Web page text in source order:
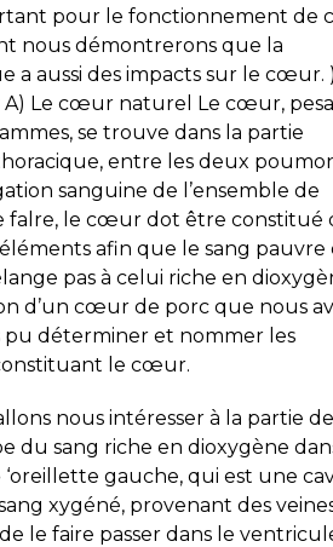
pour le fonctionnement de
nous démontrerons que la
a aussi des impacts sur le cœur.
Le cœur naturel Le cœur,
se trouve dans la partie
entre les deux
sanguine de l’ensemble de
falre, le cœur dot être constitué
afin que le sang pauvre
pas à celui riche en
d’un cœur de porc que nous
pu déterminer et nommer les
le cœur.
nous intéresser à la partie de
du sang riche en dioxygène
‘oreillette gauche, qui est une
xygéné, provenant des
le faire passer dans le